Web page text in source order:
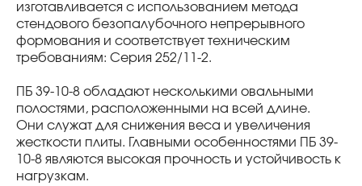
изготавливается с использованием метода
стендового безопалубочного непрерывного
формования и соответствует техническим
требованиям: Серия 252/11-2.
ПБ 39-10-8 обладают несколькими овальными
полостями, расположенными на всей длине.
Они служат для снижения веса и увеличения
жесткости плиты. Главными особенностями ПБ 39-
10-8 являются высокая прочность и устойчивость к
нагрузкам.